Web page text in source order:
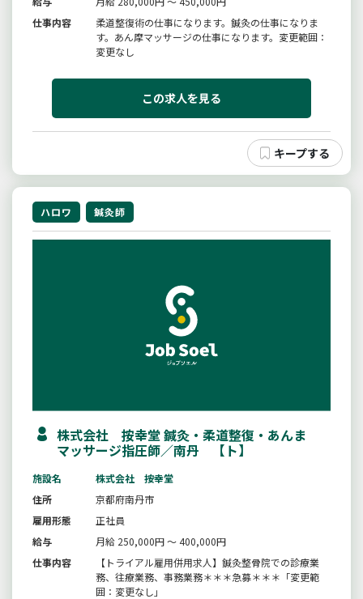
仕事内容
柔道整復術の仕事になります。鍼灸の仕事になりま
す。あん摩マッサージの仕事になります。変更範囲：
変更なし
この求人を見る
ハロワ 鍼灸師
株式会社 按幸堂 鍼灸・柔道整復・あんま
マッサージ指圧師／南丹 【ト】
施設名
株式会社 按幸堂
住所
京都府南丹市
雇用形態
正社員
給与
月給 250,000円 ～ 400,000円
仕事内容
【トライアル雇用併用求人】鍼灸整骨院での診療業
務、往療業務、事務業務＊＊＊急募＊＊＊「変更範
囲：変更なし」